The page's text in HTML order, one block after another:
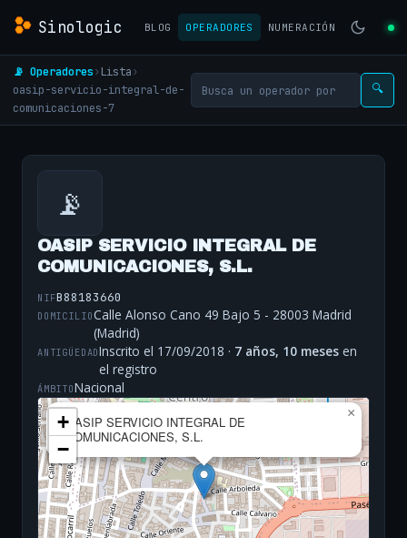
Sinologic BLOG OPERADORES NUMERACIÓN
📡 Operadores› Lista›
oasip-servicio-integral-de-
comunicaciones-7
🔍
📡
OASIP SERVICIO INTEGRAL DE
COMUNICACIONES, S.L.
NIFB88183660
DOMICILIOCalle Alonso Cano 49 Bajo 5 - 28003 Madrid
(Madrid)
ANTIGÜEDADInscrito el 17/09/2018 · 7 años, 10 meses en
el registro
ÁMBITONacional
OASIP SERVICIO INTEGRAL DE
COMUNICACIONES, S.L.
×
+
−